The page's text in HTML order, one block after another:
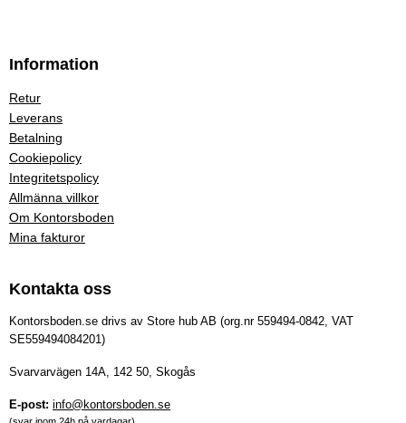
Information
Retur
Leverans
Betalning
Cookiepolicy
Integritetspolicy
Allmänna villkor
Om Kontorsboden
Mina fakturor
Kontakta oss
Kontorsboden.se drivs av Store hub AB (org.nr 559494-0842, VAT
SE559494084201)
Svarvarvägen 14A, 142 50, Skogås
E-post: info@kontorsboden.se